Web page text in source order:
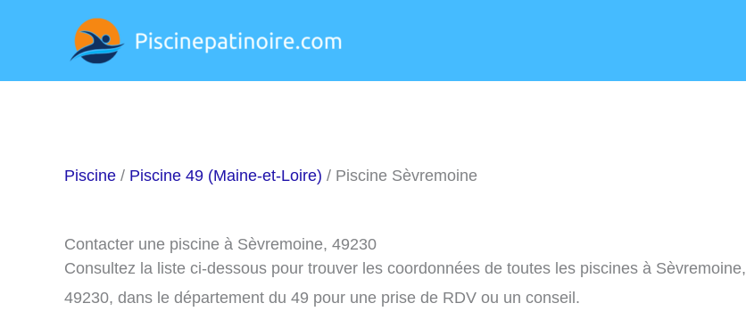
Piscine / Piscine 49 (Maine-et-Loire) / Piscine Sèvremoine
Contacter une piscine à Sèvremoine, 49230
Consultez la liste ci-dessous pour trouver les coordonnées de toutes les piscines à Sèvremoine,
49230, dans le département du 49 pour une prise de RDV ou un conseil.